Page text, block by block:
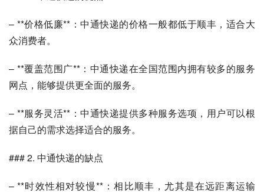
– **价格低廉**：中通快递的价格一般都低于顺丰，适合大
众消费者。
– **覆盖范围广**：中通快递在全国范围内拥有较多的服务
网点，能够提供更全面的服务。
– **服务灵活**：中通快递提供多种服务选项，用户可以根
据自己的需求选择适合的服务。
### 2. 中通快递的缺点
– **时效性相对较慢**：相比顺丰，尤其是在远距离运输